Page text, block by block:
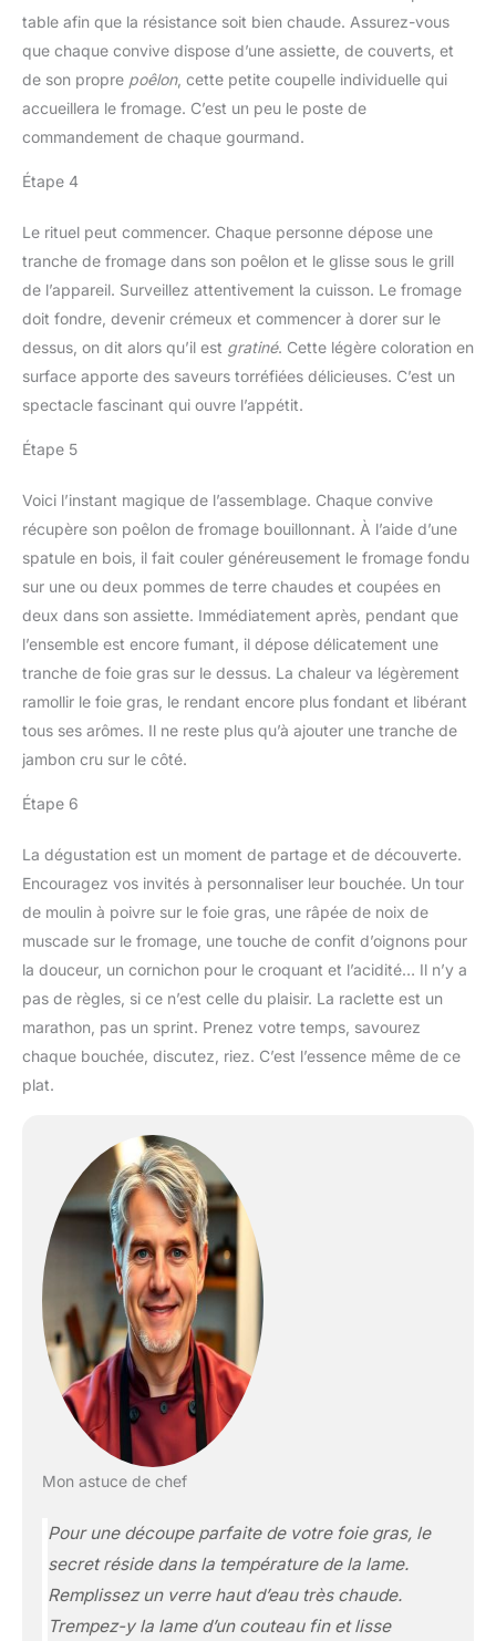
table afin que la résistance soit bien chaude. Assurez-vous
que chaque convive dispose d’une assiette, de couverts, et
de son propre poêlon, cette petite coupelle individuelle qui
accueillera le fromage. C’est un peu le poste de
commandement de chaque gourmand.
Étape 4
Le rituel peut commencer. Chaque personne dépose une
tranche de fromage dans son poêlon et le glisse sous le grill
de l’appareil. Surveillez attentivement la cuisson. Le fromage
doit fondre, devenir crémeux et commencer à dorer sur le
dessus, on dit alors qu’il est gratiné. Cette légère coloration en
surface apporte des saveurs torréfiées délicieuses. C’est un
spectacle fascinant qui ouvre l’appétit.
Étape 5
Voici l’instant magique de l’assemblage. Chaque convive
récupère son poêlon de fromage bouillonnant. À l’aide d’une
spatule en bois, il fait couler généreusement le fromage fondu
sur une ou deux pommes de terre chaudes et coupées en
deux dans son assiette. Immédiatement après, pendant que
l’ensemble est encore fumant, il dépose délicatement une
tranche de foie gras sur le dessus. La chaleur va légèrement
ramollir le foie gras, le rendant encore plus fondant et libérant
tous ses arômes. Il ne reste plus qu’à ajouter une tranche de
jambon cru sur le côté.
Étape 6
La dégustation est un moment de partage et de découverte.
Encouragez vos invités à personnaliser leur bouchée. Un tour
de moulin à poivre sur le foie gras, une râpée de noix de
muscade sur le fromage, une touche de confit d’oignons pour
la douceur, un cornichon pour le croquant et l’acidité… Il n’y a
pas de règles, si ce n’est celle du plaisir. La raclette est un
marathon, pas un sprint. Prenez votre temps, savourez
chaque bouchée, discutez, riez. C’est l’essence même de ce
plat.
Mon astuce de chef
Pour une découpe parfaite de votre foie gras, le
secret réside dans la température de la lame.
Remplissez un verre haut d’eau très chaude.
Trempez-y la lame d’un couteau fin et lisse